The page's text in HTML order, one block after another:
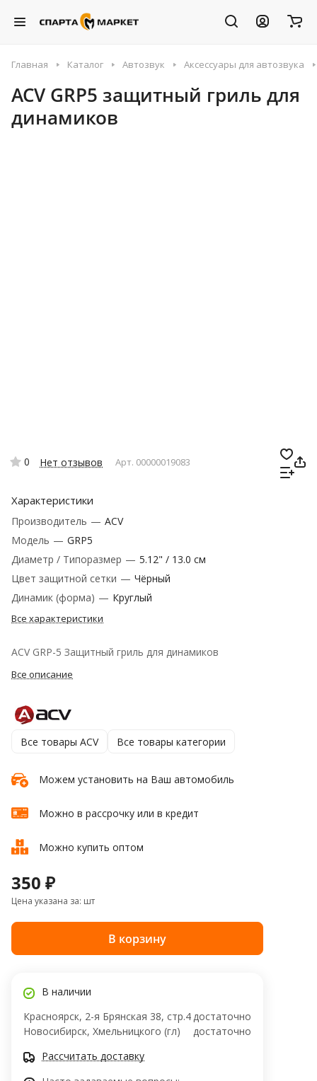
Главная Каталог Автозвук Аксессуары для автозвука
ACV GRP5 защитный гриль для
динамиков
0 Нет отзывов Арт. 00000019083
Характеристики
Производитель — ACV
Модель — GRP5
Диаметр / Типоразмер — 5.12" / 13.0 см
Цвет защитной сетки — Чёрный
Динамик (форма) — Круглый
Все характеристики
ACV GRP-5 Защитный гриль для динамиков
Все описание
Все товары ACV Все товары категории
Можем установить на Ваш автомобиль
Можно в рассрочку или в кредит
Можно купить оптом
350 ₽
Цена указана за: шт
В корзину
В наличии
Красноярск, 2-я Брянская 38, стр.4достаточно
Новосибирск, Хмельницкого (гл)
достаточно
Рассчитать доставку